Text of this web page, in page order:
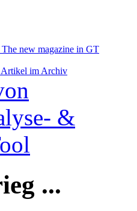
new magazine in GT
Artikel im Archiv
...